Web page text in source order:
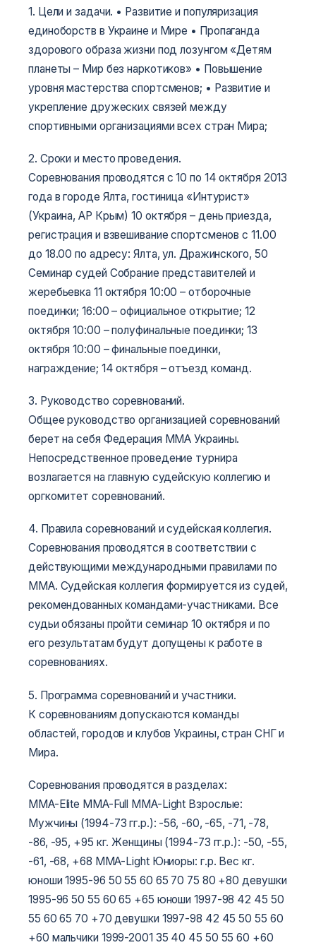
1. Цели и задачи. • Развитие и популяризация
единоборств в Украине и Мире • Пропаганда
здорового образа жизни под лозунгом «Детям
планеты – Мир без наркотиков» • Повышение
уровня мастерства спортсменов; • Развитие и
укрепление дружеских связей между
спортивными организациями всех стран Мира;
2. Сроки и место проведения.
Соревнования проводятся с 10 по 14 октября 2013
года в городе Ялта, гостиница «Интурист»
(Украина, АР Крым) 10 октября – день приезда,
регистрация и взвешивание спортсменов с 11.00
до 18.00 по адресу: Ялта, ул. Дражинского, 50
Семинар судей Собрание представителей и
жеребьевка 11 октября 10:00 – отборочные
поединки; 16:00 – официальное открытие; 12
октября 10:00 – полуфинальные поединки; 13
октября 10:00 – финальные поединки,
награждение; 14 октября – отъезд команд.
3. Руководство соревнований.
Общее руководство организацией соревнований
берет на себя Федерация ММА Украины.
Непосредственное проведение турнира
возлагается на главную судейскую коллегию и
оргкомитет соревнований.
4. Правила соревнований и судейская коллегия.
Соревнования проводятся в соответствии с
действующими международными правилами по
MMA. Судейская коллегия формируется из судей,
рекомендованных командами-участниками. Все
судьи обязаны пройти семинар 10 октября и по
его результатам будут допущены к работе в
соревнованиях.
5. Программа соревнований и участники.
К соревнованиям допускаются команды
областей, городов и клубов Украины, стран СНГ и
Мира.
Соревнования проводятся в разделах:
MMA-Elite MMA-Full MMA-Light Взрослые:
Мужчины (1994-73 гг.р.): -56, -60, -65, -71, -78,
-86, -95, +95 кг. Женщины (1994-73 гг.р.): -50, -55,
-61, -68, +68 MMA-LightЮниоры: г.р. Вес кг.
юноши 1995-96 50 55 60 65 70 75 80 +80 девушки
1995-96 50 55 60 65 +65 юноши 1997-98 42 45 50
55 60 65 70 +70 девушки 1997-98 42 45 50 55 60
+60 мальчики 1999-2001 35 40 45 50 55 60 +60